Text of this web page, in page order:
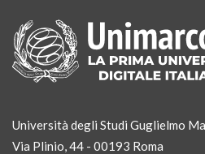
Università degli Studi Guglielmo
Via Plinio, 44 - 00193 Roma